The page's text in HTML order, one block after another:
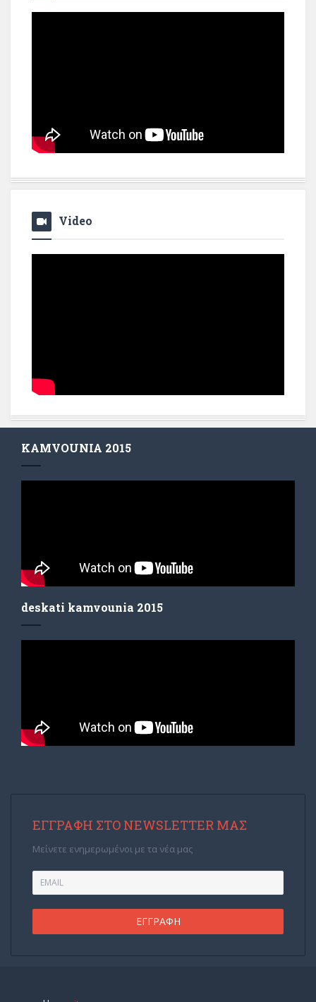
Video
KAMVOUNIA 2015
deskati kamvounia 2015
ΕΓΓΡΑΦΉ ΣΤΟ NEWSLETTER ΜΑΣ
Μείνετε ενημερωμένοι με τα νέα μας